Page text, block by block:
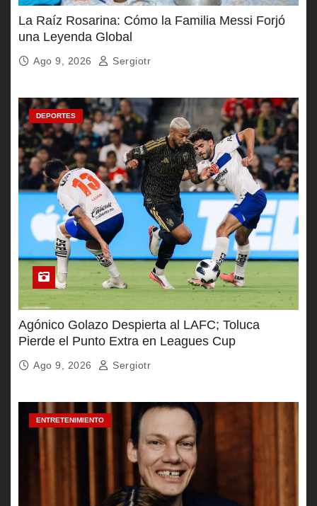
La Raíz Rosarina: Cómo la Familia Messi Forjó
una Leyenda Global
Ago 9, 2026 Sergiotr
DEPORTES
Agónico Golazo Despierta al LAFC; Toluca
Pierde el Punto Extra en Leagues Cup
Ago 9, 2026 Sergiotr
ENTRETENIMIENTO